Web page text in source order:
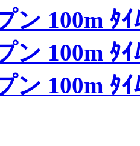
ン 100m ﾀｲ
ン 100m ﾀｲ
ン 100m ﾀｲ